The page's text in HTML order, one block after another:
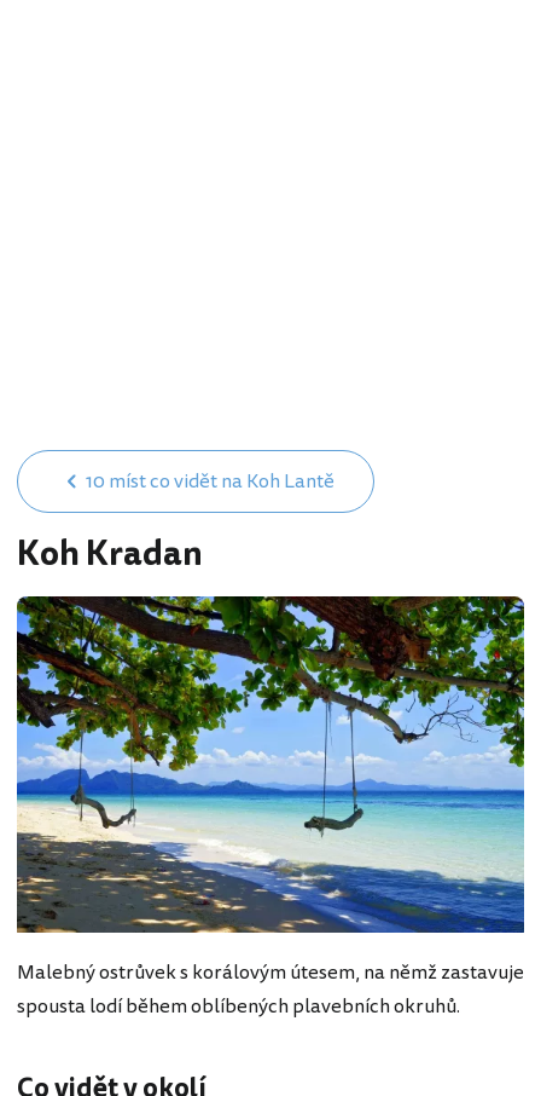
10 míst co vidět na Koh Lantě
Koh Kradan
Malebný ostrůvek s korálovým útesem, na němž zastavuje
spousta lodí během oblíbených plavebních okruhů.